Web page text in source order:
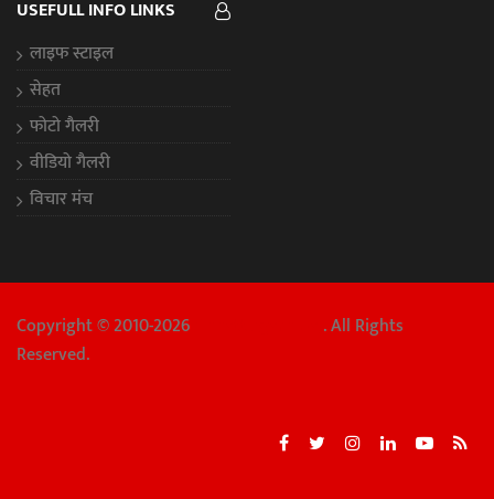
USEFULL INFO LINKS
लाइफ स्टाइल
सेहत
फोटो गैलरी
वीडियो गैलरी
विचार मंच
Copyright © 2010-2026
. All Rights
Reserved.